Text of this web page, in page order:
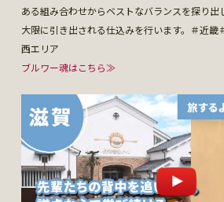
ある組み合わせからベストなバランスを探り出
大限に引き出される仕込みを行います。＃近畿
西エリア
ブルワー魂はこちら≫